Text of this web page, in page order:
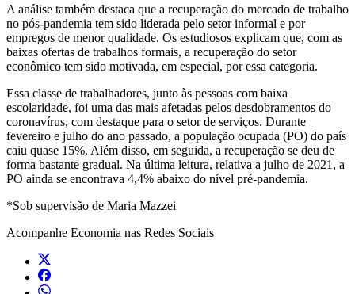
A análise também destaca que a recuperação do mercado de trabalho
no pós-pandemia tem sido liderada pelo setor informal e por
empregos de menor qualidade. Os estudiosos explicam que, com as
baixas ofertas de trabalhos formais, a recuperação do setor
econômico tem sido motivada, em especial, por essa categoria.
Essa classe de trabalhadores, junto às pessoas com baixa
escolaridade, foi uma das mais afetadas pelos desdobramentos do
coronavírus, com destaque para o setor de serviços. Durante
fevereiro e julho do ano passado, a população ocupada (PO) do país
caiu quase 15%. Além disso, em seguida, a recuperação se deu de
forma bastante gradual. Na última leitura, relativa a julho de 2021, a
PO ainda se encontrava 4,4% abaixo do nível pré-pandemia.
*Sob supervisão de Maria Mazzei
Acompanhe Economia nas Redes Sociais